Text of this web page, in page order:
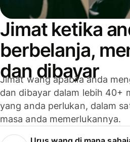
Jimat ketika
berbelanja,
dan dibayar
Jimat wang apabila anda
dan dibayar dalam lebih 40+
yang anda perlukan, dalam
masa anda memerlukannya.